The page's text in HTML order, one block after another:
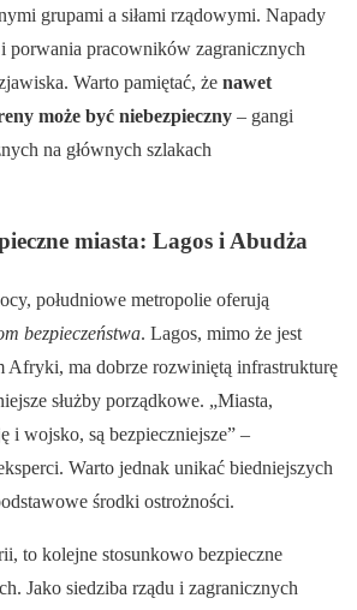
grupami a siłami rządowymi. Napady
porwania pracowników zagranicznych
Warto pamiętać, że nawet
może być niebezpieczny – gangi
na głównych szlakach
miasta: Lagos i Abudża
południowe metropolie oferują
bezpieczeństwa. Lagos, mimo że jest
Afryki, ma dobrze rozwiniętą infrastrukturę
służby porządkowe. „Miasta,
i wojsko, są bezpieczniejsze” –
Warto jednak unikać biedniejszych
środki ostrożności.
to kolejne stosunkowo bezpieczne
Jako siedziba rządu i zagranicznych